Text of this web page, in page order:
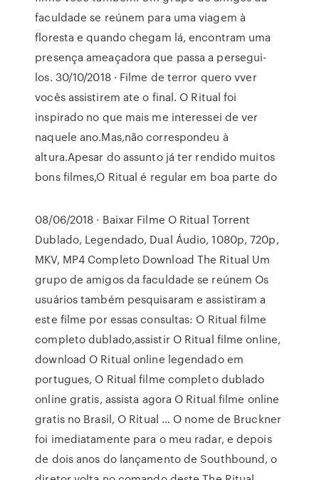
faculdade se reúnem para uma viagem à
floresta e quando chegam lá, encontram uma
presença ameaçadora que passa a persegui-
los. 30/10/2018 · Filme de terror quero vver
vocês assistirem ate o final. O Ritual foi
inspirado no que mais me interessei de ver
naquele ano.Mas,não correspondeu à
altura.Apesar do assunto já ter rendido muitos
bons filmes,O Ritual é regular em boa parte do
08/06/2018 · Baixar Filme O Ritual Torrent
Dublado, Legendado, Dual Áudio, 1080p, 720p,
MKV, MP4 Completo Download The Ritual Um
grupo de amigos da faculdade se reúnem Os
usuários também pesquisaram e assistiram a
este filme por essas consultas: O Ritual filme
completo dublado,assistir O Ritual filme online,
download O Ritual online legendado em
portugues, O Ritual filme completo dublado
online gratis, assista agora O Ritual filme online
gratis no Brasil, O Ritual … O nome de Bruckner
foi imediatamente para o meu radar, e depois
de dois anos do lançamento de Southbound, o